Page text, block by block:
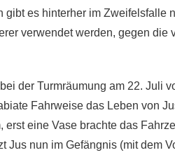
es hinterher im Zweifelsfalle
verwendet werden, gegen die
der Turmräumung am 22. Juli
Fahrweise das Leben von
erst eine Vase brachte das
Jus nun im Gefängnis (mit dem